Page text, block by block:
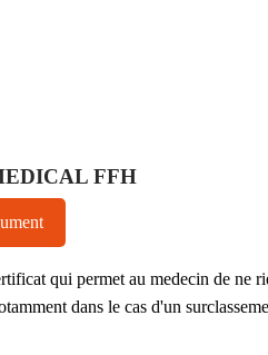
FFH
qui permet au medecin de ne
dans le cas d'un